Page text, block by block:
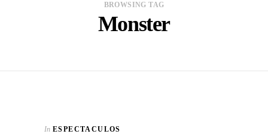
BROWSING TAG
Monster
In ESPECTACULOS